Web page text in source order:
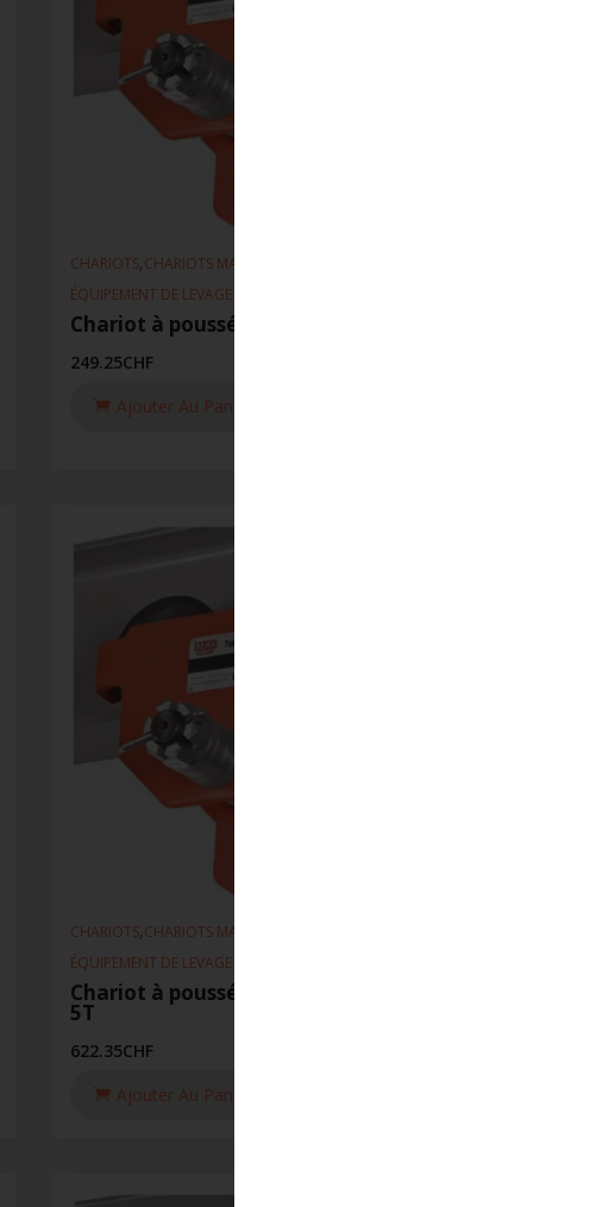
CHARIOTS,CHARIOTS MANUEL
ÉQUIPEMENT DE LEVAGE
Chariot à poussée 116 64-203mm 1T
249.25CHF
Ajouter Au Panier
CHARIOTS,CHARIOTS MANUEL
ÉQUIPEMENT DE LEVAGE
Chariot à poussée 116 114-203mm
5T
622.35CHF
Ajouter Au Panier